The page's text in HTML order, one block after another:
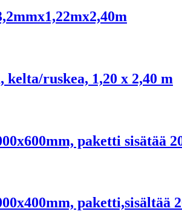
ruskea, 1,20 x 2,40 m
paketti sisätää
paketti,sisältää